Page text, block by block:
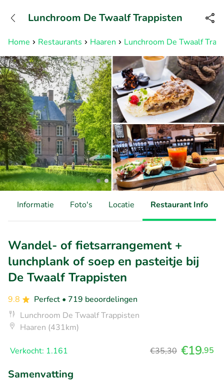
Bereikbaar tot 23:00 uur
Home Restaurants Haaren Lunchroom De Twaalf
Lunchroom De Twaalf Trappisten
Informatie Foto's Locatie Restaurant Info
Wandel- of fietsarrangement +
lunchplank of soep en pasteitje bij
De Twaalf Trappisten
9.8 Perfect • 719 beoordelingen
Lunchroom De Twaalf Trappisten
Haaren (431km)
Verkocht: 1.161 €35,30 €19,95
Samenvatting